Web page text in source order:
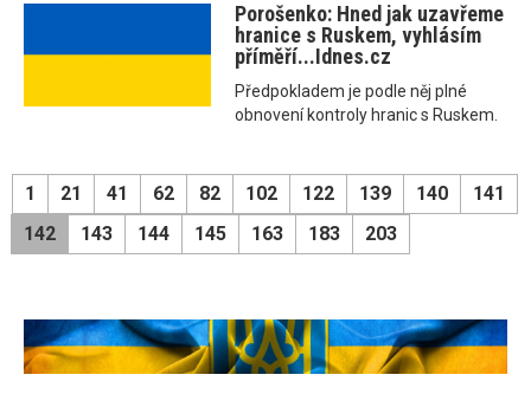
Porošenko: Hned jak uzavřeme
hranice s Ruskem, vyhlásím
příměří...Idnes.cz
Předpokladem je podle něj plné
obnovení kontroly hranic s Ruskem.
1 21 41 62 82 102 122 139 140
141
142
143 144 145 163 183 203